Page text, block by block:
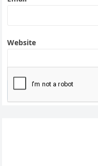
Website